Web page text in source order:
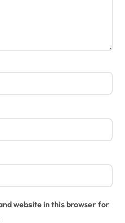
website in this browser for